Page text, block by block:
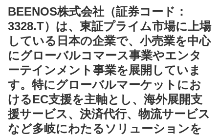
BEENOS株式会社（証券コード：
3328.T）は、東証プライム市場に上場
している日本の企業で、小売業を中心
にグローバルコマース事業やエンタ
ーテインメント事業を展開していま
す。特にグローバルマーケットにお
けるEC支援を主軸とし、海外展開支
援サービス、決済代行、物流サービス
など多岐にわたるソリューションを